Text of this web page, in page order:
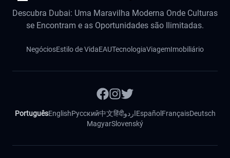
Descubra Dubai: Uma Maravilha Moderna Onde Culturas
se Encontram e as Oportunidades são Ilimitadas.
NegóciosEstilo de VidaEAUTecnologiaViagemImobiliário
PortuguêsEnglishРусский中文हिंदीاردوEspañol FrançaisDeutsch
MagyarSlovenský